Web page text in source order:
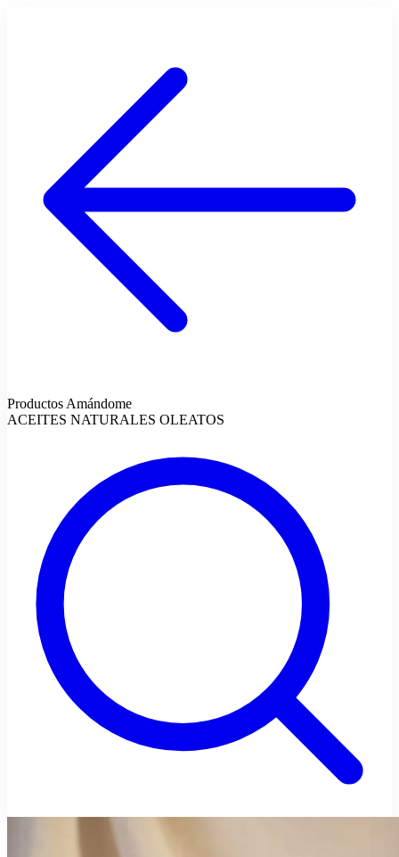
Productos Amándome
ACEITES NATURALES OLEATOS